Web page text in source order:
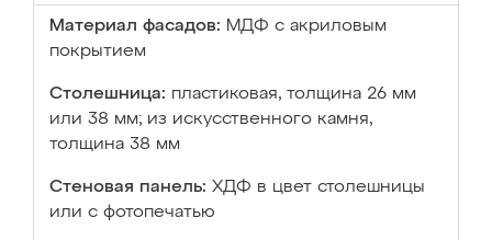
Материал фасадов: МДФ с акриловым
покрытием
Столешница: пластиковая, толщина 26 мм
или 38 мм; из искусственного камня,
толщина 38 мм
Стеновая панель: ХДФ в цвет столешницы
или с фотопечатью